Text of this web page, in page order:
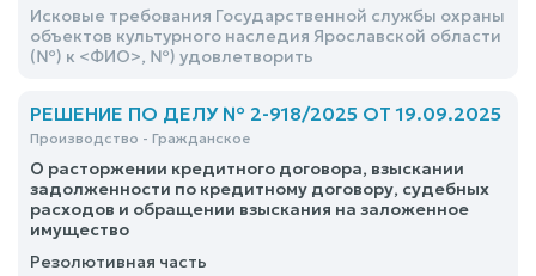
Исковые требования Государственной службы охраны
объектов культурного наследия Ярославской области
(№) к <ФИО>, №) удовлетворить
РЕШЕНИЕ ПО ДЕЛУ № 2-918/2025 ОТ 19.09.2025
Производство - Гражданское
О расторжении кредитного договора, взыскании
задолженности по кредитному договору, судебных
расходов и обращении взыскания на заложенное
имущество
Резолютивная часть